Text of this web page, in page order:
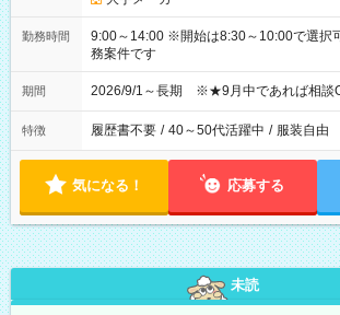
勤務時間
9:00～14:00 ※開始は8:30～10:00で選択
務案件です
期間 2026/9/1～長期 ※★9月中であれば相談
特徴 履歴書不要 / 40～50代活躍中 / 服装自由
気になる！ 応募する
未読